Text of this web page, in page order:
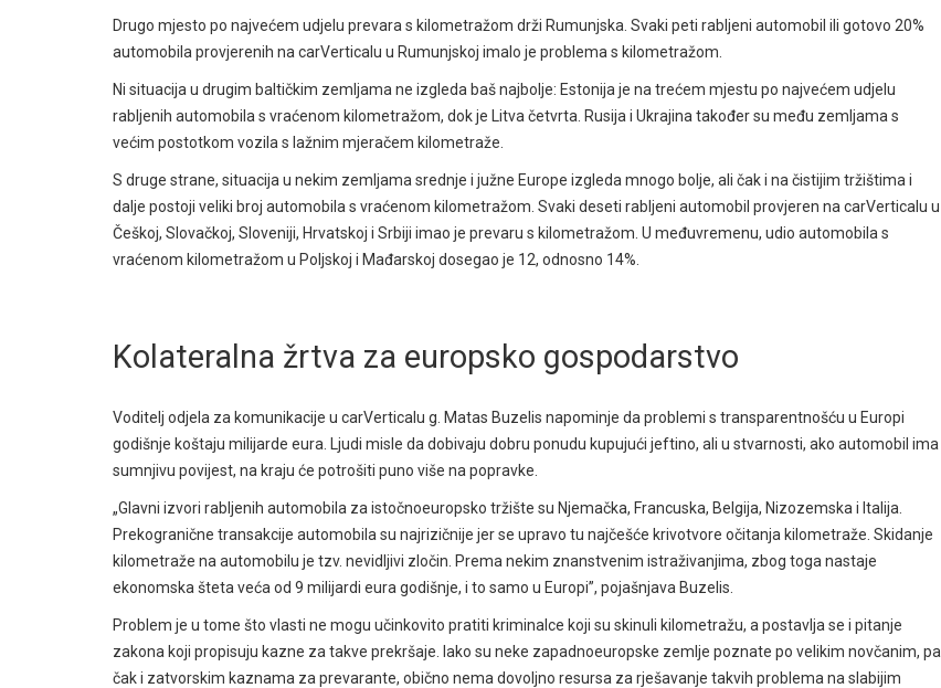
Drugo mjesto po najvećem udjelu prevara s kilometražom drži Rumunjska. Svaki peti rabljeni automobil ili gotovo 20%
automobila provjerenih na carVerticalu u Rumunjskoj imalo je problema s kilometražom.
Ni situacija u drugim baltičkim zemljama ne izgleda baš najbolje: Estonija je na trećem mjestu po najvećem udjelu
rabljenih automobila s vraćenom kilometražom, dok je Litva četvrta. Rusija i Ukrajina također su među zemljama s
većim postotkom vozila s lažnim mjeračem kilometraže.
S druge strane, situacija u nekim zemljama srednje i južne Europe izgleda mnogo bolje, ali čak i na čistijim tržištima i
dalje postoji veliki broj automobila s vraćenom kilometražom. Svaki deseti rabljeni automobil provjeren na carVerticalu u
Češkoj, Slovačkoj, Sloveniji, Hrvatskoj i Srbiji imao je prevaru s kilometražom. U međuvremenu, udio automobila s
vraćenom kilometražom u Poljskoj i Mađarskoj dosegao je 12, odnosno 14%.
Kolateralna žrtva za europsko gospodarstvo
Voditelj odjela za komunikacije u carVerticalu g. Matas Buzelis napominje da problemi s transparentnošću u Europi
godišnje koštaju milijarde eura. Ljudi misle da dobivaju dobru ponudu kupujući jeftino, ali u stvarnosti, ako automobil ima
sumnjivu povijest, na kraju će potrošiti puno više na popravke.
„Glavni izvori rabljenih automobila za istočnoeuropsko tržište su Njemačka, Francuska, Belgija, Nizozemska i Italija.
Prekogranične transakcije automobila su najrizičnije jer se upravo tu najčešće krivotvore očitanja kilometraže. Skidanje
kilometraže na automobilu je tzv. nevidljivi zločin. Prema nekim znanstvenim istraživanjima, zbog toga nastaje
ekonomska šteta veća od 9 milijardi eura godišnje, i to samo u Europi”, pojašnjava Buzelis.
Problem je u tome što vlasti ne mogu učinkovito pratiti kriminalce koji su skinuli kilometražu, a postavlja se i pitanje
zakona koji propisuju kazne za takve prekršaje. Iako su neke zapadnoeuropske zemlje poznate po velikim novčanim, pa
čak i zatvorskim kaznama za prevarante, obično nema dovoljno resursa za rješavanje takvih problema na slabijim